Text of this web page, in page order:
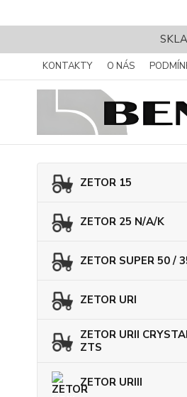
KONTAKTY O NÁS
ZETOR 15
ZETOR 25 N/A/K
ZETOR SUPER 50 /
ZETOR URI
ZETOR URII
ZTS
ZETOR URIII